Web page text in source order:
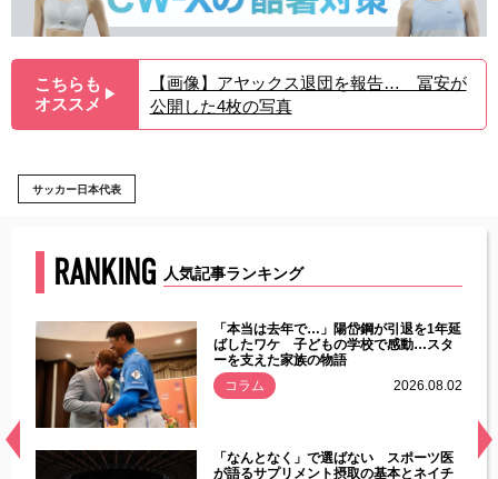
こちらも
オススメ ▶︎
【画像】アヤックス退団を報告… 冨安が
公開した4枚の写真
サッカー日本代表
RANKING 人気記事ランキング
常
「本当は去年で…」陽岱鋼が引退を1年延
ばしたワケ 子どもの学校で感動…スタ
ーを支えた家族の物語
コラム
2026.08.02
「なんとなく」で選ばない スポーツ医
が語るサプリメント摂取の基本とネイチ